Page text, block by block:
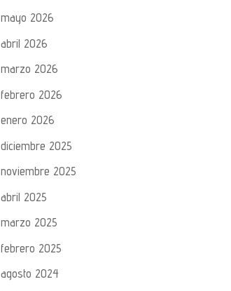
mayo 2026
abril 2026
marzo 2026
febrero 2026
enero 2026
diciembre 2025
noviembre 2025
abril 2025
marzo 2025
febrero 2025
agosto 2024